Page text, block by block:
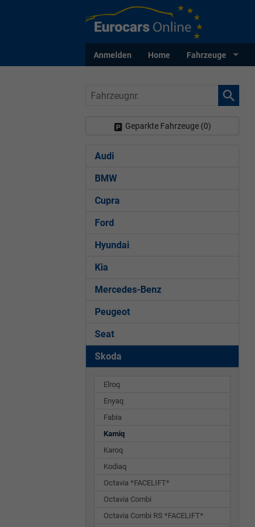
Anmelden Home Fahrzeuge
Fahrzeugnr.
Geparkte Fahrzeuge (0)
Audi
BMW
Cupra
Ford
Hyundai
Kia
Mercedes-Benz
Peugeot
Seat
Skoda
Elroq
Enyaq
Fabia
Kamiq
Karoq
Kodiaq
Octavia *FACELIFT*
Octavia Combi
Octavia Combi RS *FACELIFT*